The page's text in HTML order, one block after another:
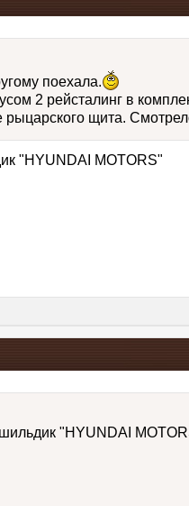
поехала.
2 рейсталинг в
рыцарского щита.
"HYUNDAI MOTORS"
"HYUNDAI